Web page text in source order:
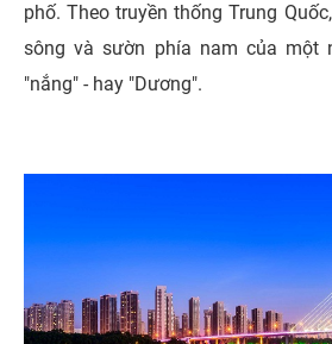
phố. Theo truyền thống Trung
sông và sườn phía nam của một
"nắng" - hay "Dương".